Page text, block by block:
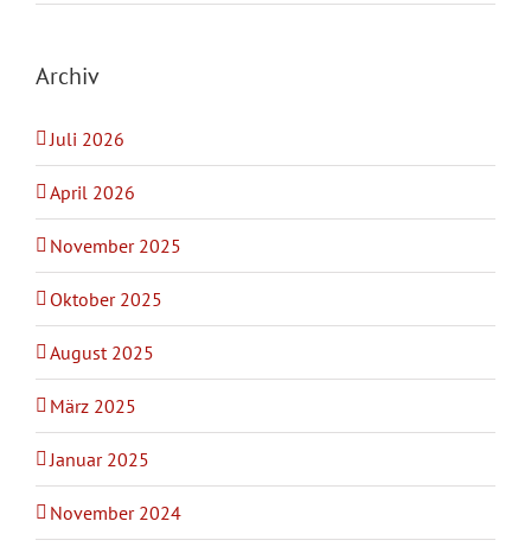
Archiv
Juli 2026
April 2026
November 2025
Oktober 2025
August 2025
März 2025
Januar 2025
November 2024